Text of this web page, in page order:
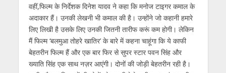
वहीं,फिल्‍म के निर्देशक दिनेश यादव ने कहा कि मनोज टाइगर कमाल के
अदाकार हैं। उनकी लेखनी भी कमाल की है। उन्‍होंने जो कहानी हमारे
लिए लिखी है उसके लिए उनकी जितनी तारीफ करूं कम होगी। लेकिन
मैं फिल्‍म ‘बलमुआ तोहरे खातिर’ के बारे में कहना चाहूंगा कि ये काफी
बेहतरीन फिल्‍म हैं और एक बार फिर से सुपर स्‍टार पवन सिंह और
ख्‍याति सिंह एक साथ नज़र आएंगी। दोनों की जोड़ी बेहतरीन रही है।